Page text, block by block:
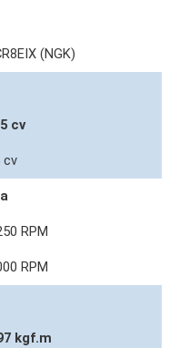
(NGK)
cv
cv
RPM
RPM
kgf.m